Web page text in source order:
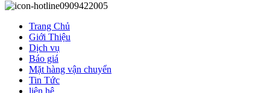
0909422005
Trang Chủ
Giới Thiệu
Dịch vụ
Báo giá
Mặt hàng vận chuyển
Tin Tức
liên hệ